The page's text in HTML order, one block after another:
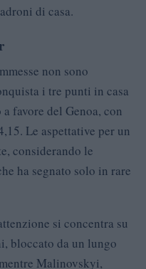
di casa.
non sono
i tre punti in casa
favore del Genoa, con
Le aspettative per un
considerando le
ha segnato solo in rare
si concentra su
bloccato da un lungo
Malinovskyi,